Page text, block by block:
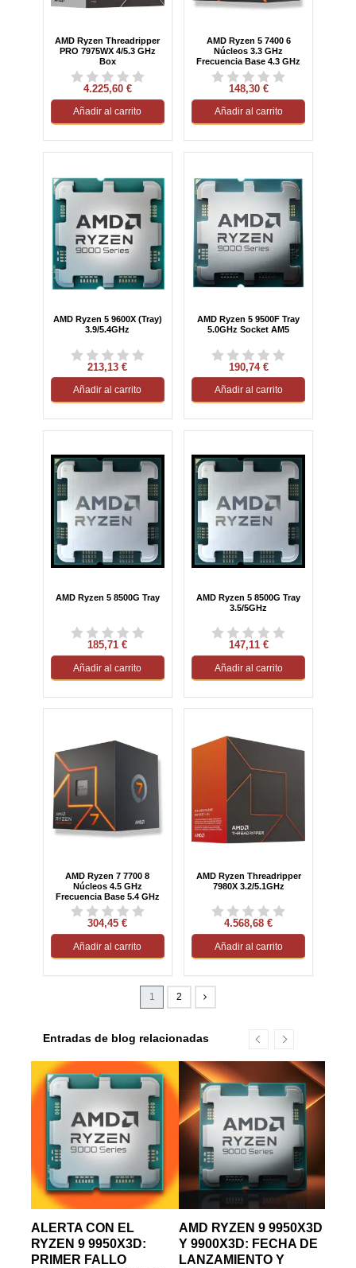
AMD Ryzen Threadripper
PRO 7975WX 4/5.3 GHz
Box
4.225,60 €
Añadir al carrito
AMD Ryzen 5 7400 6
Núcleos 3.3 GHz
Frecuencia Base 4.3 GHz
Frecuencia Turbo
Gráficos...
148,30 €
Añadir al carrito
AMD Ryzen 5 9600X (Tray)
3.9/5.4GHz
213,13 €
Añadir al carrito
AMD Ryzen 5 9500F Tray
5.0GHz Socket AM5
190,74 €
Añadir al carrito
AMD Ryzen 5 8500G Tray
185,71 €
Añadir al carrito
AMD Ryzen 5 8500G Tray
3.5/5GHz
147,11 €
Añadir al carrito
AMD Ryzen 7 7700 8
Núcleos 4.5 GHz
Frecuencia Base 5.4 GHz
Turbo Gráficos Integrados
Box
304,45 €
Añadir al carrito
AMD Ryzen Threadripper
7980X 3.2/5.1GHz
4.568,68 €
Añadir al carrito
1 2
Entradas de blog relacionadas
ALERTA CON EL
RYZEN 9 9950X3D:
PRIMER FALLO
AMD RYZEN 9 9950X3D
Y 9900X3D: FECHA DE
LANZAMIENTO Y